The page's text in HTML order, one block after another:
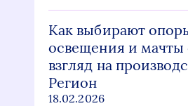
Как выбирают
освещения и мачты
взгляд на
Регион
18.02.2026